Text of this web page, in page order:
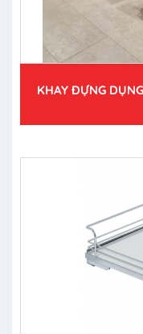
KHAY ĐỰNG